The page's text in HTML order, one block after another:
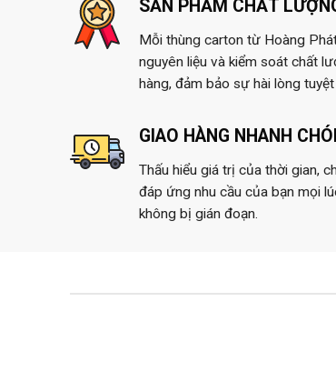
SẢN PHẨM CHẤT
Mỗi thùng carton từ Hoàng
nguyên liệu và kiểm soát chất
hàng, đảm bảo sự hài lòng tuyệt
GIAO HÀNG NHANH
Thấu hiểu giá trị của thời gian,
đáp ứng nhu cầu của bạn mọi
không bị gián đoạn.